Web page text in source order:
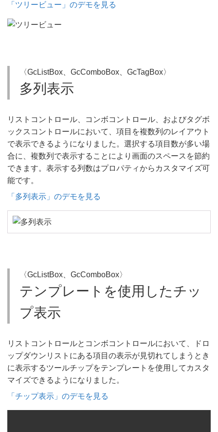
「ツリービュー」のデモを見る
〈GcListBox、GcComboBox、GcTagBox〉
多列表示
リストコントロール、コンボコントロール、およびタグボ
ックスコントロールにおいて、項目を複数列のレイアウト
で表示できるようになりました。選択する項目数が多い場
合に、複数列で表示することにより画面のスペースを節約
できます。表示する列数はプロパティからカスタマイズ可
能です。
「多列表示」のデモを見る
〈GcListBox、GcComboBox〉
テンプレートを使用したチッ
プ表示
リストコントロールとコンボコントロールにおいて、ドロ
ップダウンリストにある項目の表示が見切れてしまうとき
に表示するツールチップをテンプレートを使用してカスタ
マイズできるようになりました。
「チップ表示」のデモを見る